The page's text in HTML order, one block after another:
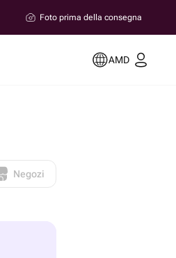
Foto prima della consegna
AMD
Negozi